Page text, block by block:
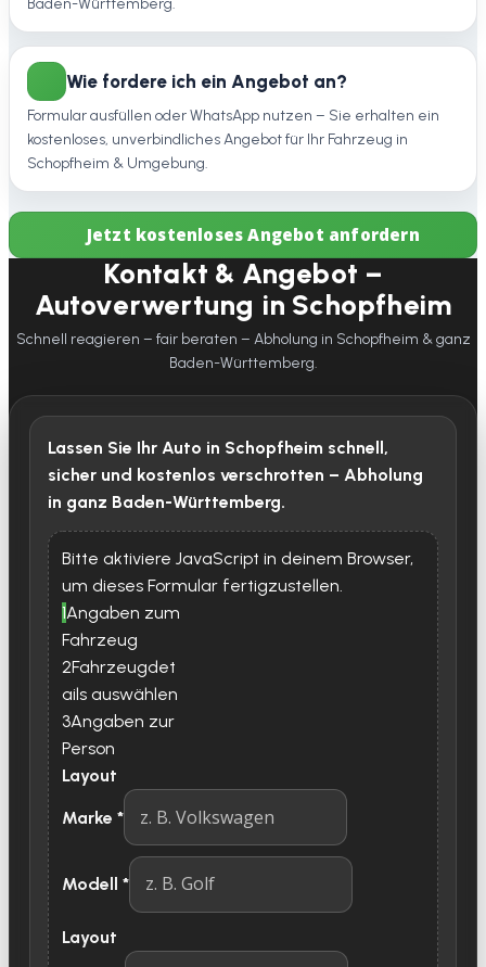
Baden-Württemberg.
Wie fordere ich ein Angebot an?
Formular ausfüllen oder WhatsApp nutzen – Sie erhalten ein
kostenloses, unverbindliches Angebot für Ihr Fahrzeug in
Schopfheim & Umgebung.
Jetzt kostenloses Angebot anfordern
Kontakt & Angebot –
Autoverwertung in Schopfheim
Schnell reagieren – fair beraten – Abholung in Schopfheim & ganz
Baden-Württemberg.
Lassen Sie Ihr Auto in Schopfheim schnell,
sicher und kostenlos verschrotten – Abholung
in ganz Baden-Württemberg.
Bitte aktiviere JavaScript in deinem Browser,
um dieses Formular fertigzustellen.
1Angaben zum
Fahrzeug
2Fahrzeugdet
ails auswählen
3Angaben zur
Person
Layout
Marke *
Modell *
Layout